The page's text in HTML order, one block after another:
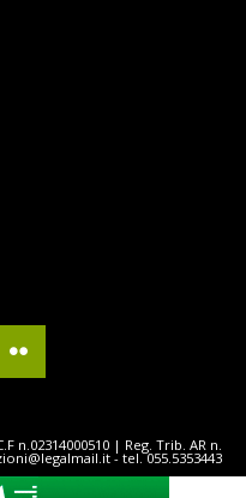
n.02314000510 | Reg. Trib. AR n.
- tel. 055.5353443